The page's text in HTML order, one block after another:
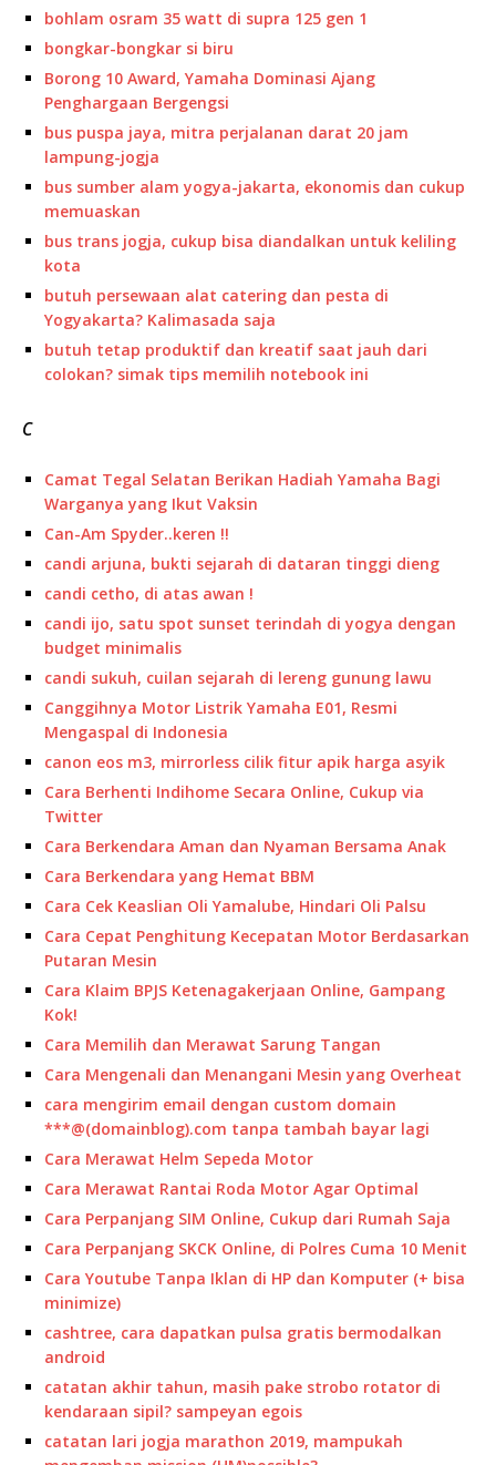
bohlam osram 35 watt di supra 125 gen 1
bongkar-bongkar si biru
Borong 10 Award, Yamaha Dominasi Ajang
Penghargaan Bergengsi
bus puspa jaya, mitra perjalanan darat 20 jam
lampung-jogja
bus sumber alam yogya-jakarta, ekonomis dan cukup
memuaskan
bus trans jogja, cukup bisa diandalkan untuk keliling
kota
butuh persewaan alat catering dan pesta di
Yogyakarta? Kalimasada saja
butuh tetap produktif dan kreatif saat jauh dari
colokan? simak tips memilih notebook ini
c
Camat Tegal Selatan Berikan Hadiah Yamaha Bagi
Warganya yang Ikut Vaksin
Can-Am Spyder..keren !!
candi arjuna, bukti sejarah di dataran tinggi dieng
candi cetho, di atas awan !
candi ijo, satu spot sunset terindah di yogya dengan
budget minimalis
candi sukuh, cuilan sejarah di lereng gunung lawu
Canggihnya Motor Listrik Yamaha E01, Resmi
Mengaspal di Indonesia
canon eos m3, mirrorless cilik fitur apik harga asyik
Cara Berhenti Indihome Secara Online, Cukup via
Twitter
Cara Berkendara Aman dan Nyaman Bersama Anak
Cara Berkendara yang Hemat BBM
Cara Cek Keaslian Oli Yamalube, Hindari Oli Palsu
Cara Cepat Penghitung Kecepatan Motor Berdasarkan
Putaran Mesin
Cara Klaim BPJS Ketenagakerjaan Online, Gampang
Kok!
Cara Memilih dan Merawat Sarung Tangan
Cara Mengenali dan Menangani Mesin yang Overheat
cara mengirim email dengan custom domain
***@(domainblog).com tanpa tambah bayar lagi
Cara Merawat Helm Sepeda Motor
Cara Merawat Rantai Roda Motor Agar Optimal
Cara Perpanjang SIM Online, Cukup dari Rumah Saja
Cara Perpanjang SKCK Online, di Polres Cuma 10 Menit
Cara Youtube Tanpa Iklan di HP dan Komputer (+ bisa
minimize)
cashtree, cara dapatkan pulsa gratis bermodalkan
android
catatan akhir tahun, masih pake strobo rotator di
kendaraan sipil? sampeyan egois
catatan lari jogja marathon 2019, mampukah